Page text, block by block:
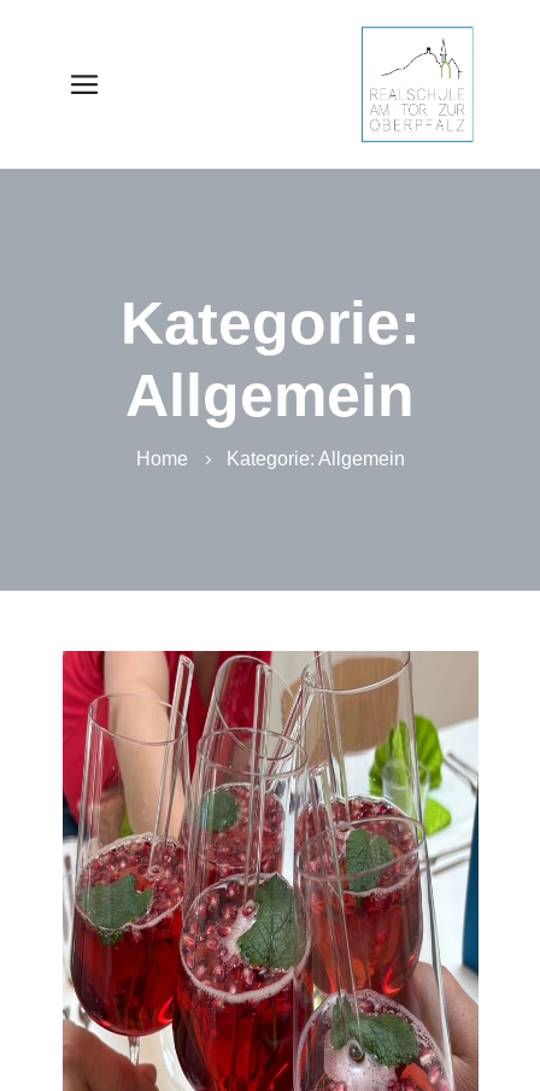
Kategorie:
Allgemein
Home Kategorie: Allgemein